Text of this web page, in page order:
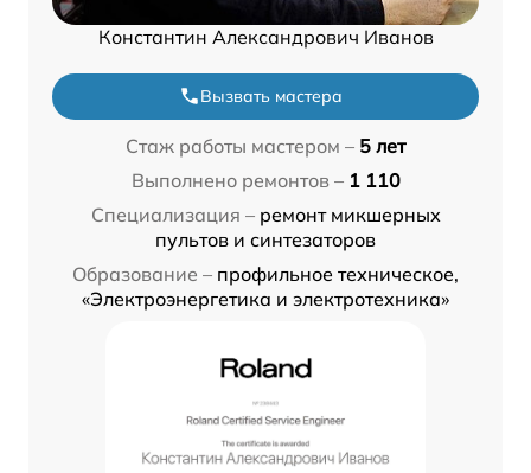
Константин Александрович Иванов
Вызвать мастера
Стаж работы мастером – 5 лет
Выполнено ремонтов – 1 110
Специализация – ремонт микшерных
пультов и синтезаторов
Образование – профильное техническое,
«Электроэнергетика и электротехника»